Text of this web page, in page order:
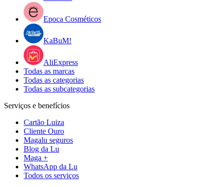
Epoca Cosméticos
KaBuM!
AliExpress
Todas as marcas
Todas as categorias
Todas as subcategorias
Serviços e benefícios
Cartão Luiza
Cliente Ouro
Magalu seguros
Blog da Lu
Maga +
WhatsApp da Lu
Todos os serviços